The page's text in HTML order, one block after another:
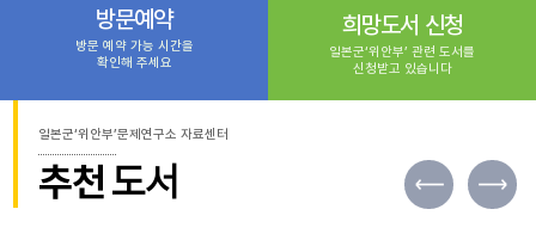
방문예약
방문 예약 가능 시간을
확인해 주세요
희망도서 신청
일본군‘위안부’ 관련 도서를
신청받고 있습니다
일본군‘위안부’문제연구소 자료센터
추천도서